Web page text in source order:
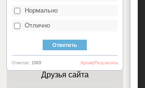
Нормально
Отлично
Ответов: 1069 Результаты
Архив
Друзья сайта